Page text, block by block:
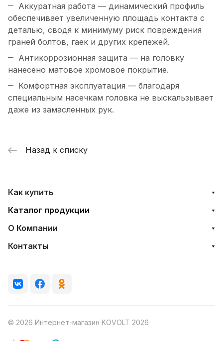
Аккуратная работа — динамический профиль
обеспечивает увеличенную площадь контакта с
деталью, сводя к минимуму риск повреждения
граней болтов, гаек и других крепежей.
Антикоррозионная защита — на головку
нанесено матовое хромовое покрытие.
Комфортная эксплуатация — благодаря
специальным насечкам головка не выскальзывает
даже из замасленных рук.
Назад к списку
Как купить
Каталог продукции
О Компании
Контакты
© 2026 Интернет-магазин KOVOLT 2026